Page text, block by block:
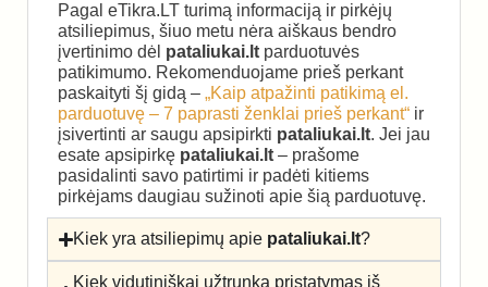
Pagal eTikra.LT turimą informaciją ir pirkėjų
atsiliepimus, šiuo metu nėra aiškaus bendro
įvertinimo dėl pataliukai.lt parduotuvės
patikimumo. Rekomenduojame prieš perkant
paskaityti šį gidą – „Kaip atpažinti patikimą el.
parduotuvę – 7 paprasti ženklai prieš perkant“ ir
įsivertinti ar saugu apsipirkti pataliukai.lt. Jei jau
esate apsipirkę pataliukai.lt – prašome
pasidalinti savo patirtimi ir padėti kitiems
pirkėjams daugiau sužinoti apie šią parduotuvę.
Kiek yra atsiliepimų apie pataliukai.lt?
Kiek vidutiniškai užtrunka pristatymas iš